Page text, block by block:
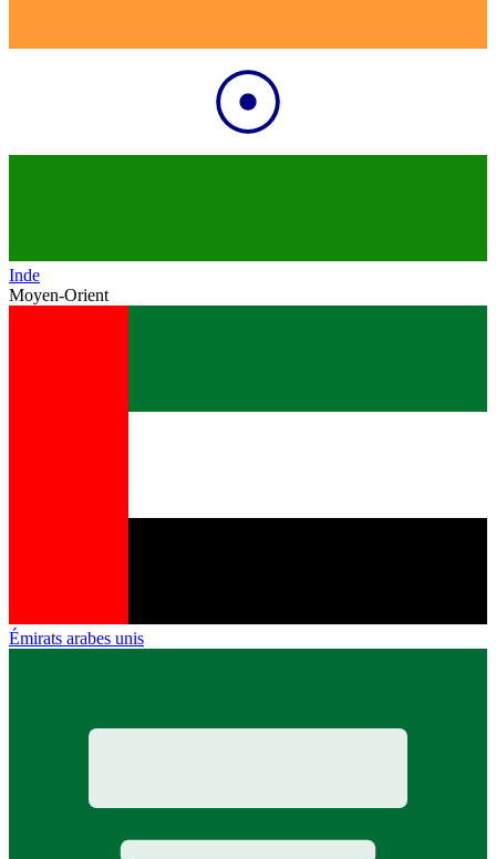
Inde
Moyen-Orient
Émirats arabes unis